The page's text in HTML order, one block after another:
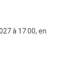
à 17:00, en